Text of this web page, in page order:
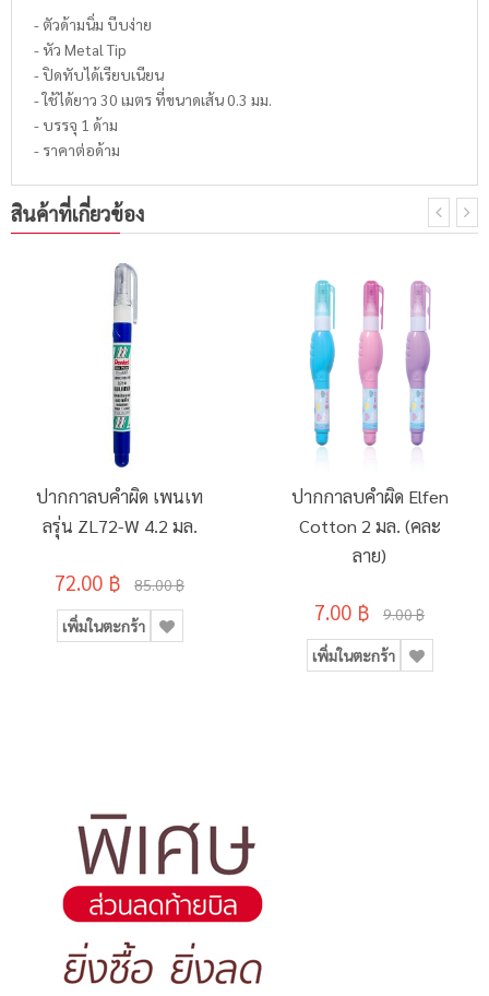
- ตัวด้ามนิ่ม บีบง่าย
- หัว Metal Tip
- ปิดทับได้เรียบเนียน
- ใช้ได้ยาว 30 เมตร ที่ขนาดเส้น 0.3 มม.
- บรรจุ 1 ด้าม
- ราคาต่อด้าม
สินค้าที่เกี่ยวข้อง
ปากกาลบคำผิด เพนเท
ลรุ่น ZL72-W 4.2 มล.
72.00 ฿ 85.00 ฿
เพิ่มในตะกร้า
ปากกาลบคำผิด Elfen
Cotton 2 มล. (คละ
ลาย)
7.00 ฿ 9.00 ฿
เพิ่มในตะกร้า